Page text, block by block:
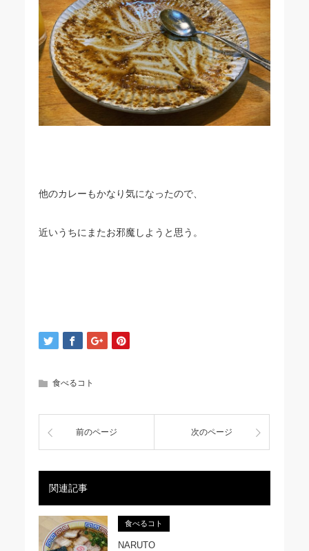
他のカレーもかなり気になったので、
近いうちにまたお邪魔しようと思う。
食べるコト
前のページ 次のページ
関連記事
食べるコト
NARUTO